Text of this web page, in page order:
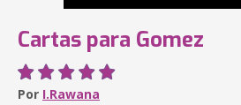
Cartas para Gomez
Por I.Rawana